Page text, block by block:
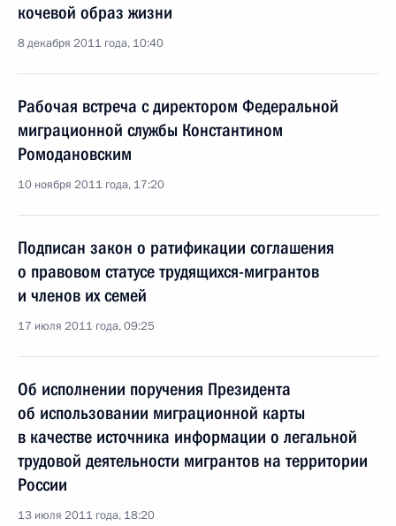
кочевой образ жизни
8 декабря 2011 года, 10:40
Рабочая встреча с директором Федеральной
миграционной службы Константином
Ромодановским
10 ноября 2011 года, 17:20
Подписан закон о ратификации соглашения
о правовом статусе трудящихся-мигрантов
и членов их семей
17 июля 2011 года, 09:25
Об исполнении поручения Президента
об использовании миграционной карты
в качестве источника информации о легальной
трудовой деятельности мигрантов на территории
России
13 июля 2011 года, 18:20